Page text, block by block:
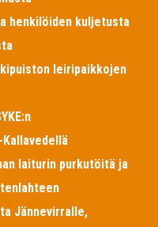
henkilöiden kuljetusta
leiripaikkojen
laiturin purkutöitä ja
Jännevirralle,